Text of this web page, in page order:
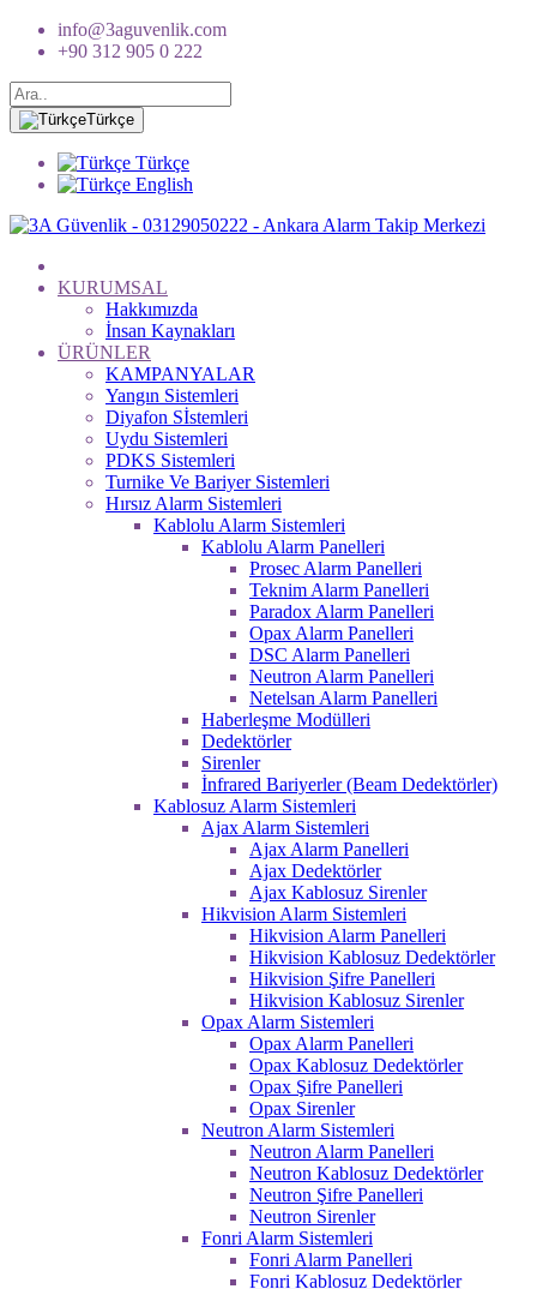
info@3aguvenlik.com
+90 312 905 0 222
Türkçe
Türkçe
English
KURUMSAL
Hakkımızda
İnsan Kaynakları
ÜRÜNLER
KAMPANYALAR
Yangın Sistemleri
Diyafon Sİstemleri
Uydu Sistemleri
PDKS Sistemleri
Turnike Ve Bariyer Sistemleri
Hırsız Alarm Sistemleri
Kablolu Alarm Sistemleri
Kablolu Alarm Panelleri
Prosec Alarm Panelleri
Teknim Alarm Panelleri
Paradox Alarm Panelleri
Opax Alarm Panelleri
DSC Alarm Panelleri
Neutron Alarm Panelleri
Netelsan Alarm Panelleri
Haberleşme Modülleri
Dedektörler
Sirenler
İnfrared Bariyerler (Beam Dedektörler)
Kablosuz Alarm Sistemleri
Ajax Alarm Sistemleri
Ajax Alarm Panelleri
Ajax Dedektörler
Ajax Kablosuz Sirenler
Hikvision Alarm Sistemleri
Hikvision Alarm Panelleri
Hikvision Kablosuz Dedektörler
Hikvision Şifre Panelleri
Hikvision Kablosuz Sirenler
Opax Alarm Sistemleri
Opax Alarm Panelleri
Opax Kablosuz Dedektörler
Opax Şifre Panelleri
Opax Sirenler
Neutron Alarm Sistemleri
Neutron Alarm Panelleri
Neutron Kablosuz Dedektörler
Neutron Şifre Panelleri
Neutron Sirenler
Fonri Alarm Sistemleri
Fonri Alarm Panelleri
Fonri Kablosuz Dedektörler